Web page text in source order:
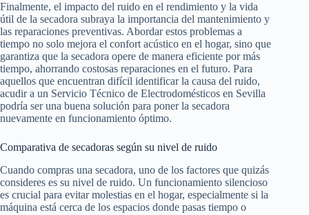
Finalmente, el impacto del ruido en el rendimiento y la vida
útil de la secadora subraya la importancia del mantenimiento y
las reparaciones preventivas. Abordar estos problemas a
tiempo no solo mejora el confort acústico en el hogar, sino que
garantiza que la secadora opere de manera eficiente por más
tiempo, ahorrando costosas reparaciones en el futuro. Para
aquellos que encuentran difícil identificar la causa del ruido,
acudir a un Servicio Técnico de Electrodomésticos en Sevilla
podría ser una buena solución para poner la secadora
nuevamente en funcionamiento óptimo.
Comparativa de secadoras según su nivel de ruido
Cuando compras una secadora, uno de los factores que quizás
consideres es su nivel de ruido. Un funcionamiento silencioso
es crucial para evitar molestias en el hogar, especialmente si la
máquina está cerca de los espacios donde pasas tiempo o